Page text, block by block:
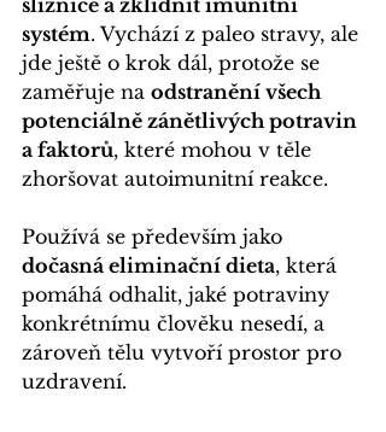
sliznice a zklidnit imunitní
systém. Vychází z paleo stravy, ale
jde ještě o krok dál, protože se
zaměřuje na odstranění všech
potenciálně zánětlivých potravin
a faktorů, které mohou v těle
zhoršovat autoimunitní reakce.
Používá se především jako
dočasná eliminační dieta, která
pomáhá odhalit, jaké potraviny
konkrétnímu člověku nesedí, a
zároveň tělu vytvoří prostor pro
uzdravení.